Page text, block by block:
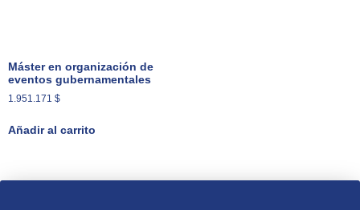
Máster en organización de
eventos gubernamentales
1.951.171 $
Añadir al carrito